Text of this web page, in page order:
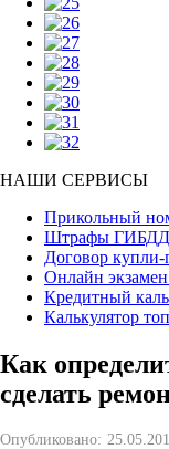
НАШИ СЕРВИСЫ
Прикольный
Штрафы ГИБДД
Договор
Онлайн
Кредитный
Калькулятор
Как
сделать
Опубликовано: